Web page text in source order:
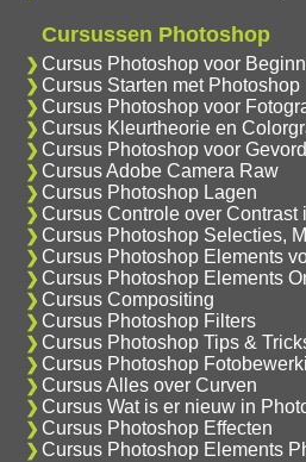
Cursussen Photoshop
Cursus Photoshop voor
Cursus Starten met Photoshop
Cursus Photoshop voor
Cursus Kleurtheorie en
Cursus Photoshop voor
Cursus Adobe Camera Raw
Cursus Photoshop Lagen
Cursus Controle over Contrast
Cursus Photoshop Selecties,
Cursus Photoshop Elements
Cursus Photoshop Elements
Cursus Compositing
Cursus Photoshop Filters
Cursus Photoshop Tips &
Cursus Photoshop
Cursus Alles over Curven
Cursus Wat is er nieuw in
Cursus Photoshop Effecten
Cursus Photoshop Elements